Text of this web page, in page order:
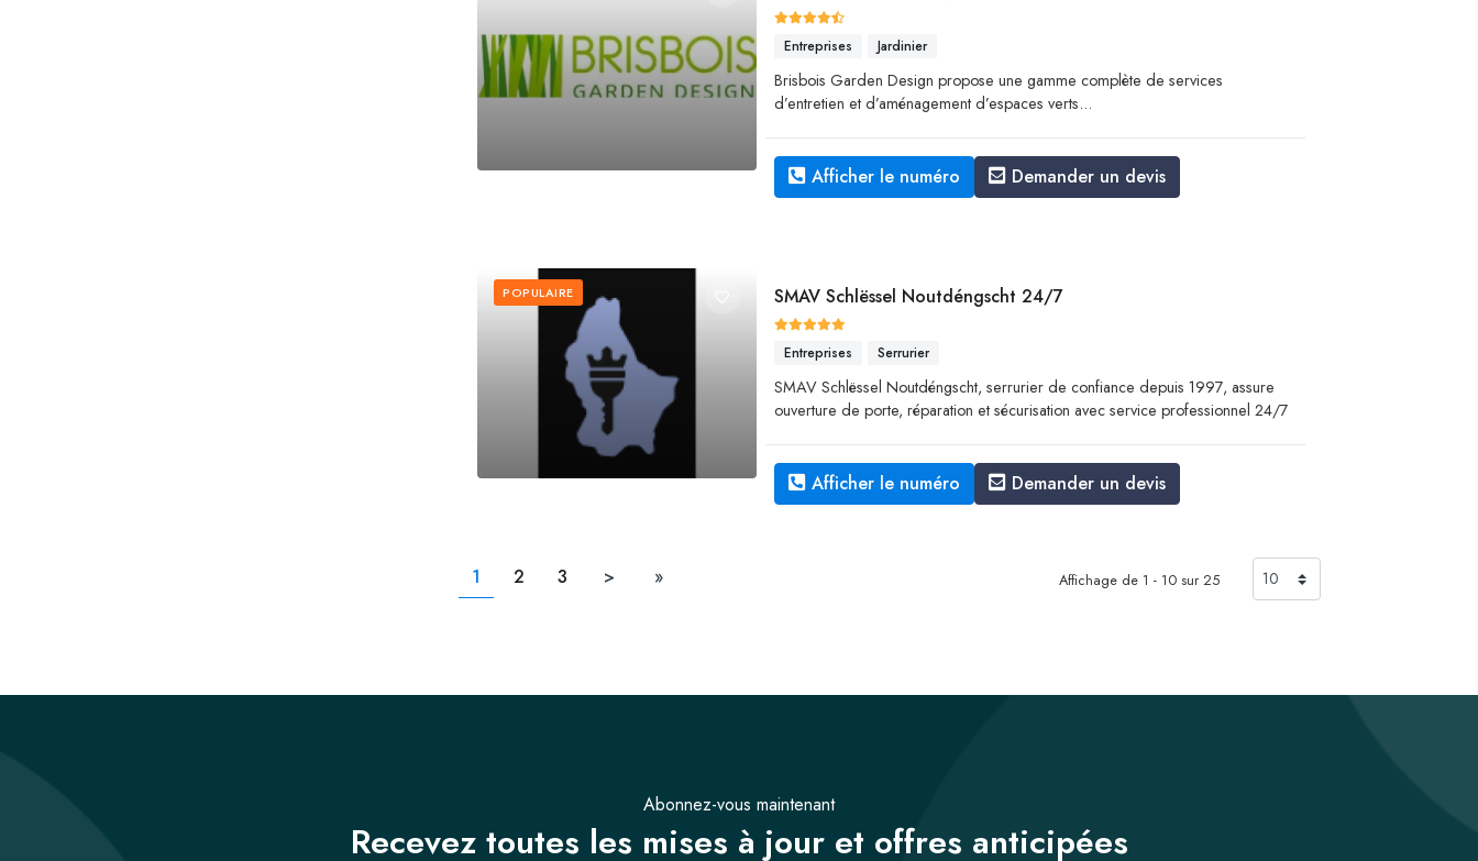
Entreprises Jardinier
Brisbois Garden Design propose une gamme complète de services
d’entretien et d’aménagement d’espaces verts...
Afficher le numéro Demander un devis
POPULAIRE SMAV Schlëssel Noutdéngscht 24/7
Entreprises Serrurier
SMAV Schlëssel Noutdéngscht, serrurier de confiance depuis 1997, assure
ouverture de porte, réparation et sécurisation avec service professionnel 24/7
Afficher le numéro Demander un devis
1 2 3 > » Affichage de 1 - 10 sur 25
Abonnez-vous maintenant
Recevez toutes les mises à jour et offres anticipées